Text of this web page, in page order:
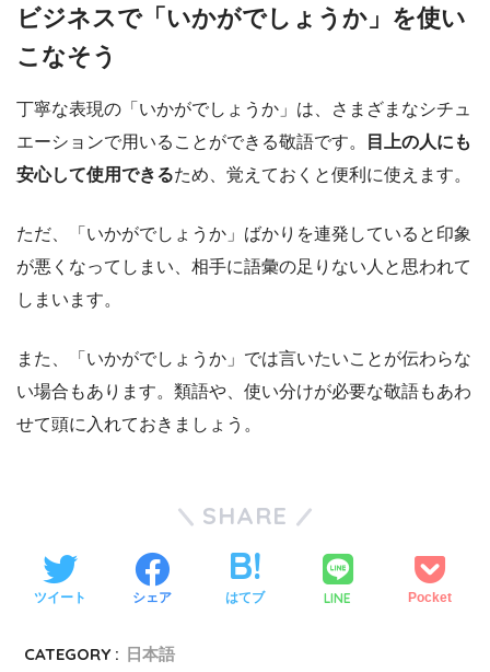
ビジネスで「いかがでしょうか」を使い
こなそう
丁寧な表現の「いかがでしょうか」は、さまざまなシチュ
エーションで用いることができる敬語です。
目上の人にも
安心して使用できるため、覚えておくと便利に使えます。
ただ、「いかがでしょうか」ばかりを連発していると印象
が悪くなってしまい、相手に語彙の足りない人と思われて
しまいます。
また、「いかがでしょうか」では言いたいことが伝わらな
い場合もあります。類語や、使い分けが必要な敬語もあわ
せて頭に入れておきましょう。
SHARE
ツイート シェア はてブ LINE Pocket
CATEGORY : 日本語